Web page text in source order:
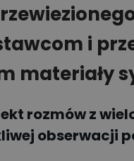
i
materiały
rozmów z
obserwacji